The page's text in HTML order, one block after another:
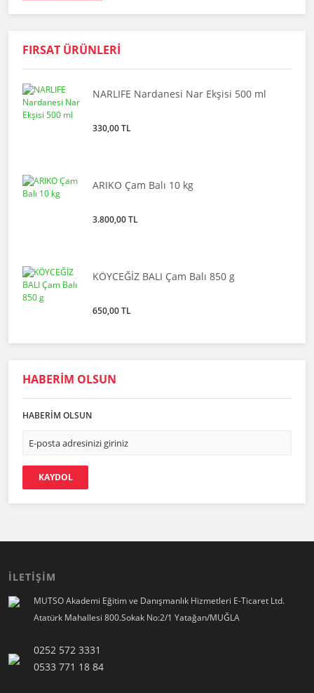
FIRSAT ÜRÜNLERİ
NARLIFE Nardanesi Nar Ekşisi 500 ml
330,00 TL
ARIKO Çam Balı 10 kg
3.800,00 TL
KÖYCEĞİZ BALI Çam Balı 850 g
650,00 TL
HABERİM OLSUN
HABERİM OLSUN
KAYDOL
İLETİŞİM
MUTSO Akademi Eğitim ve Danışmanlık Hizmetleri E-Ticaret Ltd.
Atatürk Mahallesi 800.Sokak No:2/1 Yatağan/MUĞLA
0252 572 3331
0533 771 18 84